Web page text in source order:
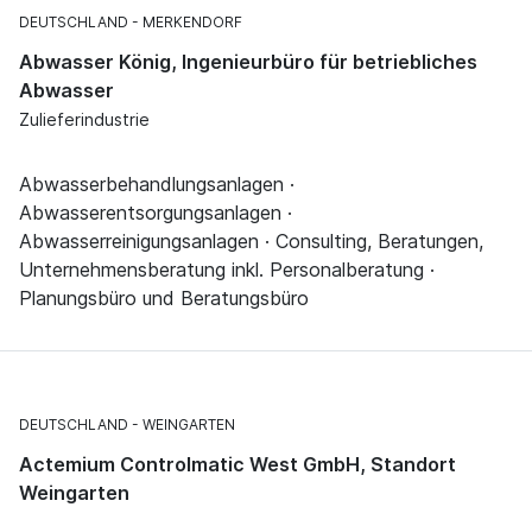
DEUTSCHLAND MERKENDORF
Abwasser König, Ingenieurbüro für betriebliches
Abwasser
Zulieferindustrie
Abwasserbehandlungsanlagen ·
Abwasserentsorgungsanlagen ·
Abwasserreinigungsanlagen · Consulting, Beratungen,
Unternehmensberatung inkl. Personalberatung ·
Planungsbüro und Beratungsbüro
DEUTSCHLAND WEINGARTEN
Actemium Controlmatic West GmbH, Standort
Weingarten